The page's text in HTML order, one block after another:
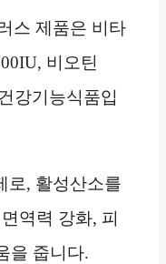
스 제품은 비타
비오틴
강기능식품입
로, 활성산소를
역력 강화, 피
을 줍니다.